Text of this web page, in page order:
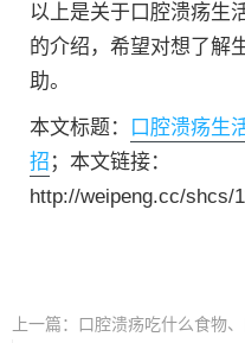
以上是关于口腔溃疡生
的介绍，希望对想了解
助。
本文标题：
口腔溃疡生
招 ；本文链接：
http://weipeng.cc/shcs/
上一篇：
口腔溃疡吃什么食物